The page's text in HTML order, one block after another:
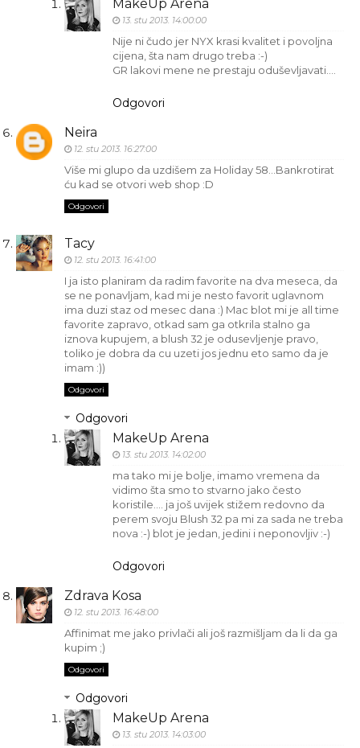
MakeUp Arena
13. stu 2013. 14:00:00
Nije ni čudo jer NYX krasi kvalitet i povoljna
cijena, šta nam drugo treba :-)
GR lakovi mene ne prestaju oduševljavati….
Odgovori
Neira
12. stu 2013. 16:27:00
Više mi glupo da uzdišem za Holiday 58...Bankrotirat
ću kad se otvori web shop :D
Odgovori
Tacy
12. stu 2013. 16:41:00
I ja isto planiram da radim favorite na dva meseca, da
se ne ponavljam, kad mi je nesto favorit uglavnom
ima duzi staz od mesec dana :) Mac blot mi je all time
favorite zapravo, otkad sam ga otkrila stalno ga
iznova kupujem, a blush 32 je odusevljenje pravo,
toliko je dobra da cu uzeti jos jednu eto samo da je
imam :))
Odgovori
Odgovori
MakeUp Arena
13. stu 2013. 14:02:00
ma tako mi je bolje, imamo vremena da
vidimo šta smo to stvarno jako često
koristile…. ja još uvijek stižem redovno da
perem svoju Blush 32 pa mi za sada ne treba
nova :-) blot je jedan, jedini i neponovljiv :-)
Odgovori
Zdrava Kosa
12. stu 2013. 16:48:00
Affinimat me jako privlači ali još razmišljam da li da ga
kupim ;)
Odgovori
Odgovori
MakeUp Arena
13. stu 2013. 14:03:00